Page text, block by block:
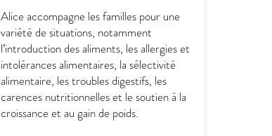
Alice accompagne les familles pour une
variété de situations, notamment
l’introduction des aliments, les allergies et
intolérances alimentaires, la sélectivité
alimentaire, les troubles digestifs, les
carences nutritionnelles et le soutien à la
croissance et au gain de poids.